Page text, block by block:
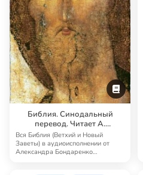
Библия. Синодальный
перевод. Читает А.
Бондаренко и И.
Прудовский
Вся Библия (Ветхий и Новый
Заветы) в аудиоисполнении от
Александра Бондаренко